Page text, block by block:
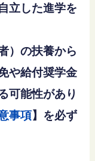
立した進学を
）の扶養から
や給付奨学金
可能性があり
事項】を必ず